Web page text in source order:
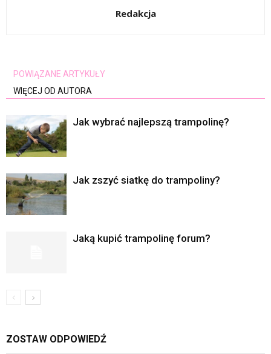
Redakcja
POWIĄZANE ARTYKUŁY
WIĘCEJ OD AUTORA
Jak wybrać najlepszą trampolinę?
Jak zszyć siatkę do trampoliny?
Jaką kupić trampolinę forum?
ZOSTAW ODPOWIEDŹ